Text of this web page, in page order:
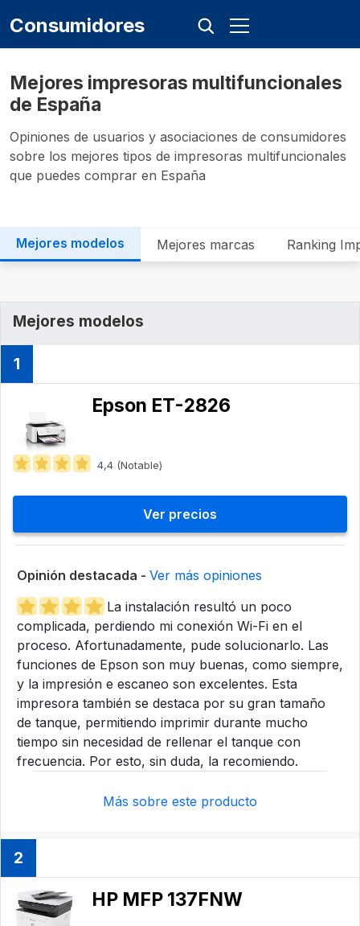
Consumidores
Mejores impresoras multifuncionales
de España
Opiniones de usuarios y asociaciones de consumidores
sobre los mejores tipos de impresoras multifuncionales
que puedes comprar en España
Mejores modelos Mejores marcas Ranking
Mejores modelos
1
Epson ET-2826
4,4 (Notable)
Ver precios
Opinión destacada - Ver más opiniones
La instalación resultó un poco
complicada, perdiendo mi conexión Wi-Fi en el
proceso. Afortunadamente, pude solucionarlo. Las
funciones de Epson son muy buenas, como siempre,
y la impresión e escaneo son excelentes. Esta
impresora también se destaca por su gran tamaño
de tanque, permitiendo imprimir durante mucho
tiempo sin necesidad de rellenar el tanque con
frecuencia. Por esto, sin duda, la recomiendo.
Más sobre este producto
2
HP ‎MFP 137FNW